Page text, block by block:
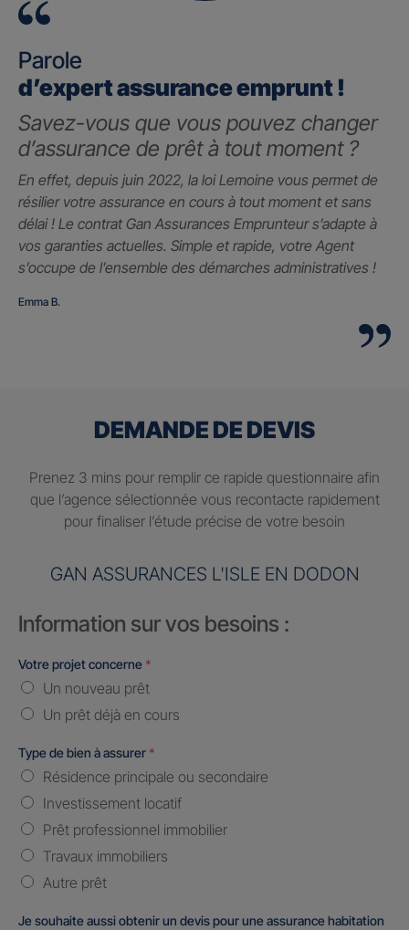
Parole
d’expert assurance emprunt !
Savez-vous que vous pouvez changer
d’assurance de prêt à tout moment ?
En effet, depuis juin 2022, la loi Lemoine vous permet de
résilier votre assurance en cours à tout moment et sans
délai ! Le contrat Gan Assurances Emprunteur s’adapte à
vos garanties actuelles. Simple et rapide, votre Agent
s’occupe de l’ensemble des démarches administratives !
Emma B.
DEMANDE DE DEVIS
Prenez 3 mins pour remplir ce rapide questionnaire afin
que l’agence sélectionnée vous recontacte rapidement
pour finaliser l’étude précise de votre besoin
GAN ASSURANCES L'ISLE EN DODON
Information sur vos besoins :
Votre projet concerne *
Un nouveau prêt
Un prêt déjà en cours
Type de bien à assurer *
Résidence principale ou secondaire
Investissement locatif
Prêt professionnel immobilier
Travaux immobiliers
Autre prêt
Je souhaite aussi obtenir un devis pour une assurance habitation